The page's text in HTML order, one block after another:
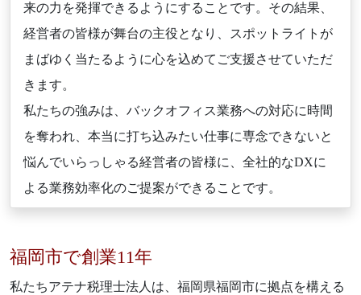
来の力を発揮できるようにすることです。その結果、
経営者の皆様が舞台の主役となり、スポットライトが
まばゆく当たるように心を込めてご支援させていただ
きます。
私たちの強みは、バックオフィス業務への対応に時間
を奪われ、本当に打ち込みたい仕事に専念できないと
悩んでいらっしゃる経営者の皆様に、全社的なDXに
よる業務効率化のご提案ができることです。
福岡市で創業11年
私たちアテナ税理士法人は、福岡県福岡市に拠点を構える